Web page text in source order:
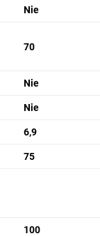
Nie
70
Nie
Nie
6,9
75
100